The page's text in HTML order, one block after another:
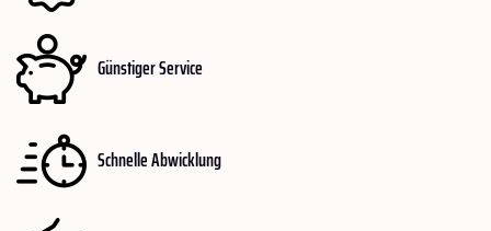
Günstiger Service
Schnelle Abwicklung